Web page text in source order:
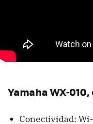
Yamaha WX-
Conectividad: